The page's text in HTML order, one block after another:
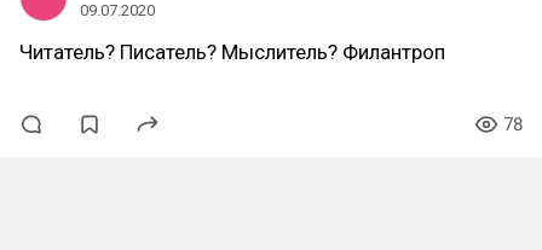
09.07.2020
Читатель? Писатель? Мыслитель? Филантроп
78